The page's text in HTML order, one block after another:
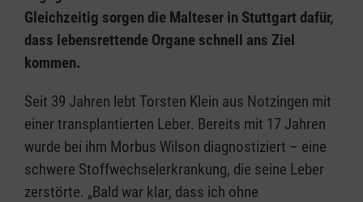
Gleichzeitig sorgen die Malteser in Stuttgart dafür,
dass lebensrettende Organe schnell ans Ziel
kommen.
Seit 39 Jahren lebt Torsten Klein aus Notzingen mit
einer transplantierten Leber. Bereits mit 17 Jahren
wurde bei ihm Morbus Wilson diagnostiziert – eine
schwere Stoffwechselerkrankung, die seine Leber
zerstörte. „Bald war klar, dass ich ohne